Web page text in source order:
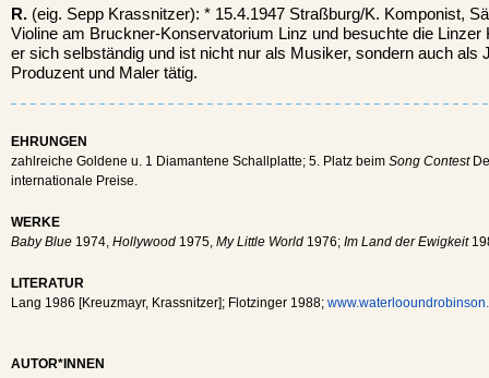
R. (eig. Sepp Krassnitzer): * 15.4.1947 Straßburg/K. Komponist,
Violine am Bruckner-Konservatorium Linz und besuchte die Linzer
er sich selbständig und ist nicht nur als Musiker, sondern auch als
Produzent und Maler tätig.
EHRUNGEN
zahlreiche Goldene u. 1 Diamantene Schallplatte; 5. Platz beim Song Contest
internationale Preise.
WERKE
Baby Blue 1974, Hollywood 1975, My Little World 1976; Im Land der Ewigkeit
LITERATUR
Lang 1986 [Kreuzmayr, Krassnitzer]; Flotzinger 1988;
AUTOR*INNEN